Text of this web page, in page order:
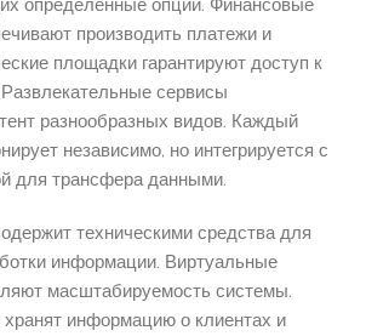
определённые опции. Финансовые
производить платежи и
площадки гарантируют доступ к
сервисы
разнообразных видов. Каждый
независимо, но интегрируется с
для трансфера данными.
техническими средства для
информации. Виртуальные
масштабируемость системы.
информацию о клиентах и